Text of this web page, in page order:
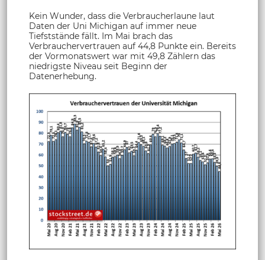
Kein Wunder, dass die Verbraucherlaune laut
Daten der Uni Michigan auf immer neue
Tiefststände fällt. Im Mai brach das
Verbrauchervertrauen auf 44,8 Punkte ein. Bereits
der Vormonatswert war mit 49,8 Zählern das
niedrigste Niveau seit Beginn der
Datenerhebung.